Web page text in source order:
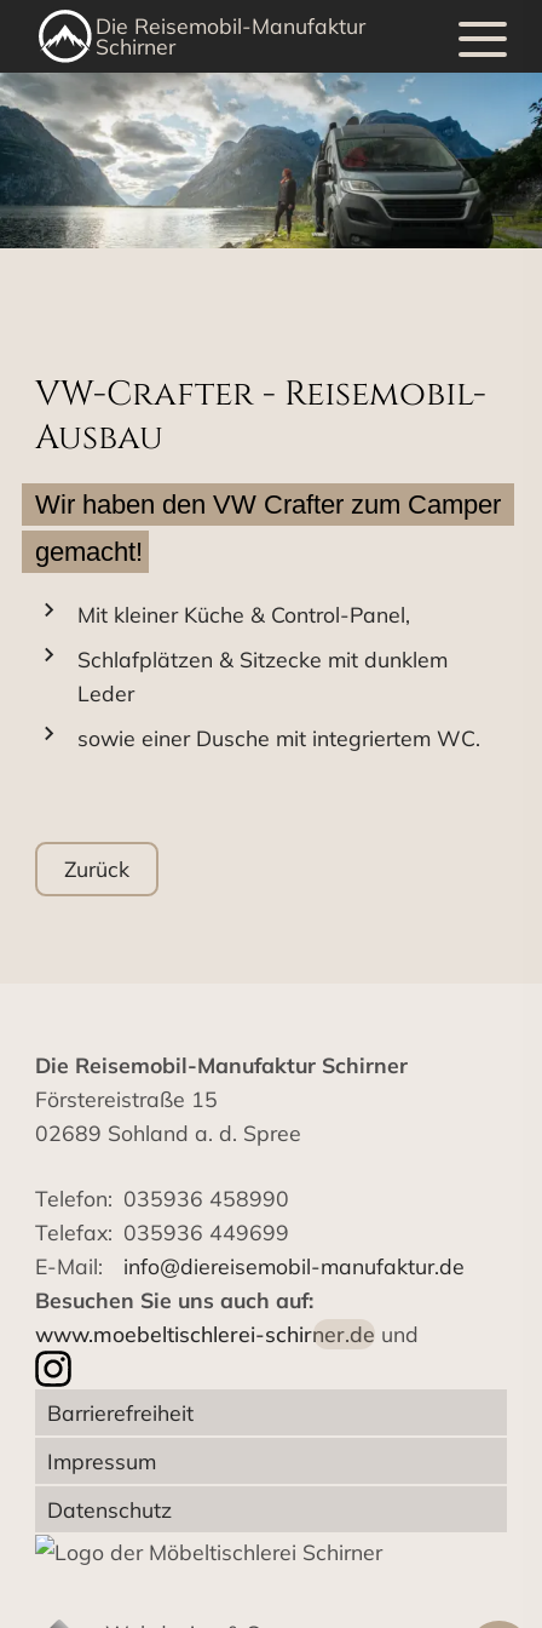
Die Reisemobil-Manufaktur
Schirner
VW-Crafter - Reisemobil-
Ausbau
Wir haben den VW Crafter zum Camper
gemacht!
Mit kleiner Küche & Control-Panel,
Schlafplätzen & Sitzecke mit dunklem
Leder
sowie einer Dusche mit integriertem WC.
Zurück
Die Reisemobil-Manufaktur Schirner
Förstereistraße 15
02689 Sohland a. d. Spree
Telefon: 035936 458990
Telefax: 035936 449699
E-Mail:
info@diereisemobil-manufaktur.de
Besuchen Sie uns auch auf:
www.moebeltischlerei-schirner.deund
Barrierefreiheit
Impressum
Datenschutz